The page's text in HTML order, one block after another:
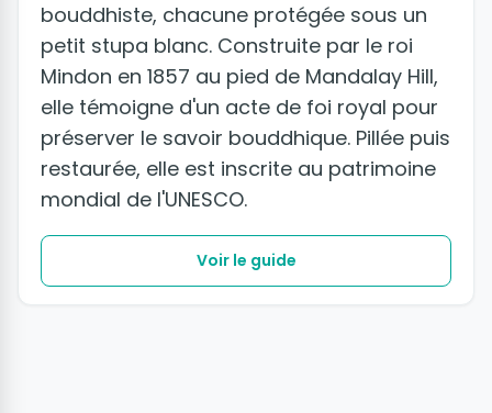
bouddhiste, chacune protégée sous un
petit stupa blanc. Construite par le roi
Mindon en 1857 au pied de Mandalay Hill,
elle témoigne d'un acte de foi royal pour
préserver le savoir bouddhique. Pillée puis
restaurée, elle est inscrite au patrimoine
mondial de l'UNESCO.
Voir le guide